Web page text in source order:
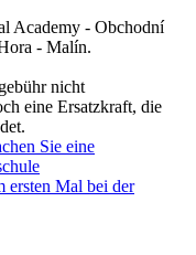
Academy - Obchodní
- Malín.
nicht
eine Ersatzkraft, die
Sie eine
ersten Mal bei der